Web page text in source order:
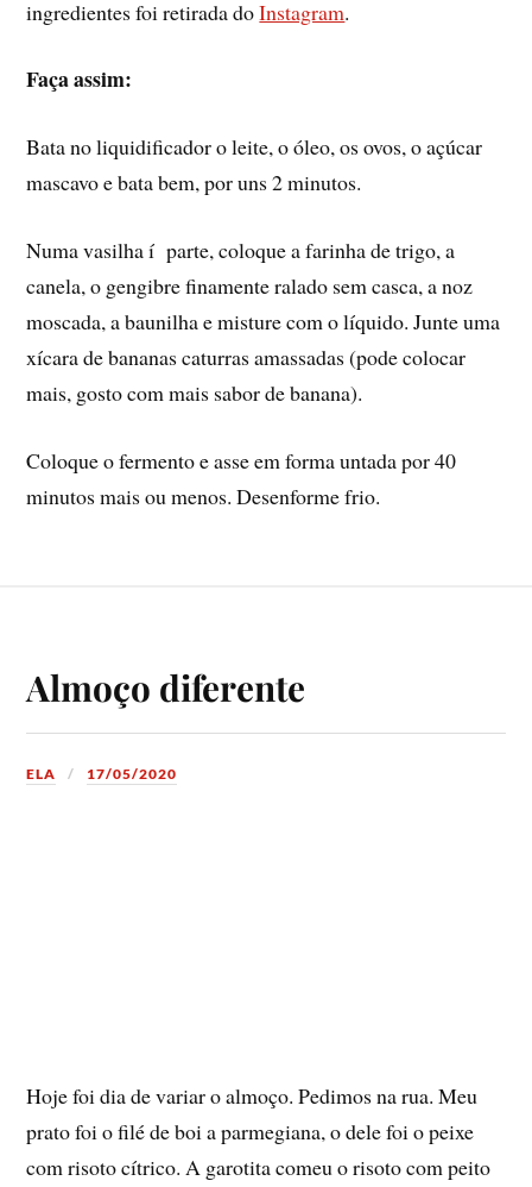
ingredientes foi retirada doInstagram.
Faça assim:
Bata no liquidificador o leite, o óleo, os ovos, o açúcar
mascavo e bata bem, por uns 2 minutos.
Numa vasilha í parte, coloque a farinha de trigo, a
canela, o gengibre finamente ralado sem casca, a noz
moscada, a baunilha e misture com o lí­quido. Junte uma
xí­cara de bananas caturras amassadas (pode colocar
mais, gosto com mais sabor de banana).
Coloque o fermento e asse em forma untada por 40
minutos mais ou menos. Desenforme frio.
Almoço diferente
ELA 17/05/2020
Hoje foi dia de variar o almoço. Pedimos na rua. Meu
prato foi o filé de boi a parmegiana, o dele foi o peixe
com risoto cí­trico. A garotita comeu o risoto com peito